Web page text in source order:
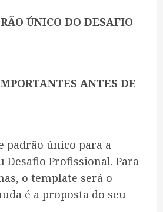
ÚNICO DO DESAFIO
ANTES DE
padrão único para a
Desafio Profissional. Para
o template será o
é a proposta do seu